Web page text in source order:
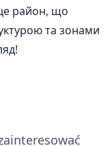
район, що
та зонами